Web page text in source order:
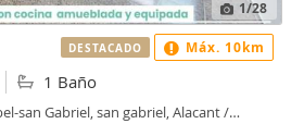
1/28
1 Baño
san Gabriel, san gabriel, Alacant /
DESTACADO Máx. 10km